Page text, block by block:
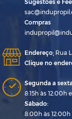
Sugestões e
Compras
Endereço: Rua
Clique no
Segunda a
8:15h às 12:00h
Sábado:
8:00h às 12:00h